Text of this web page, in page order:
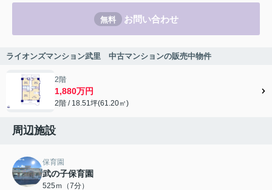
無料 お問い合わせ
ライオンズマンション武里 中古マンションの販売中物件
2階
1,880万円
2階 / 18.51坪(61.20㎡)
周辺施設
保育園
武の子保育園
525ｍ（7分）